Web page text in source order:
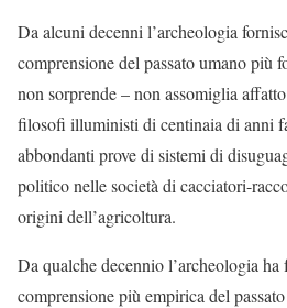
Da alcuni decenni l’archeologia
comprensione del passato umano più
non sorprende – non assomiglia
filosofi illuministi di centinaia di anni
abbondanti prove di sistemi di
politico nelle società di cacciatori-
origini dell’agricoltura.
Da qualche decennio l’archeologia ha
comprensione più empirica del